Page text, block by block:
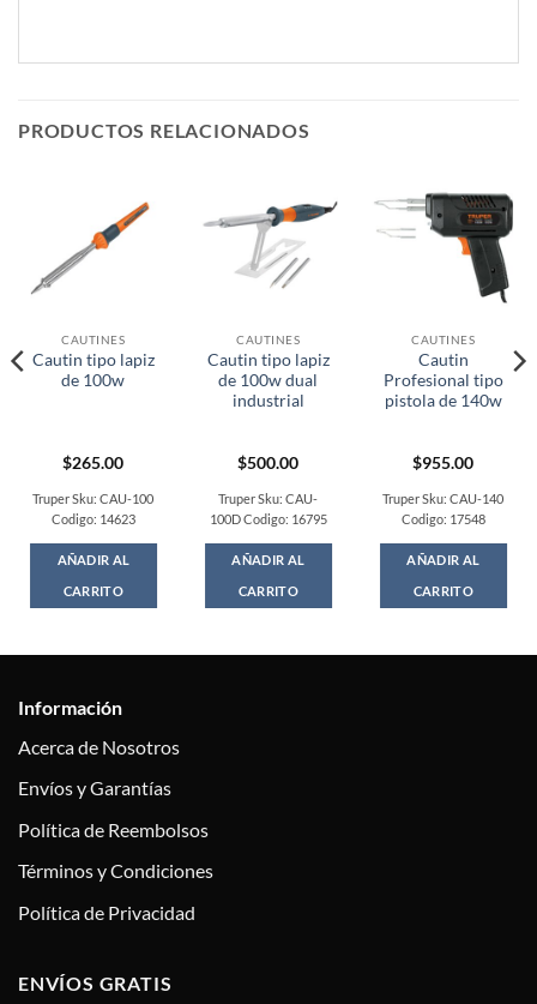
PRODUCTOS RELACIONADOS
CAUTINES
Cautin tipo lapiz
de 100w
$265.00
Truper Sku: CAU-100
Codigo: 14623
AÑADIR AL
CARRITO
CAUTINES
Cautin tipo lapiz
de 100w dual
industrial
$500.00
Truper Sku: CAU-
100D Codigo: 16795
AÑADIR AL
CARRITO
CAUTINES
Cautin
Profesional tipo
pistola de 140w
$955.00
Truper Sku: CAU-140
Codigo: 17548
AÑADIR AL
CARRITO
Información
Acerca de Nosotros
Envíos y Garantías
Política de Reembolsos
Términos y Condiciones
Política de Privacidad
ENVÍOS GRATIS